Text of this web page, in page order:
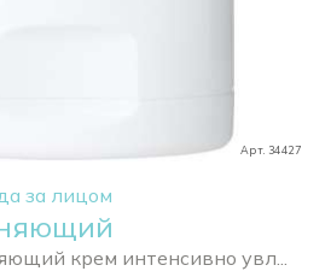
Арт. 34427
за лицом
крем интенсивно увл...